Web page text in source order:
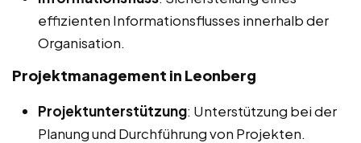
effizienten Informationsflusses innerhalb der
Organisation.
Projektmanagement in Leonberg
Projektunterstützung: Unterstützung bei der
Planung und Durchführung von Projekten.